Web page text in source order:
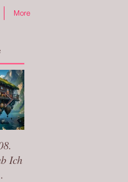
More
Ich